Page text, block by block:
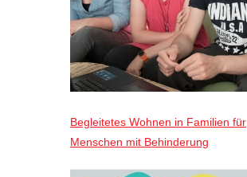
Begleitetes Wohnen in Familien für
Menschen mit Behinderung